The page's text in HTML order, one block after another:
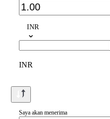
INR
INR
Saya akan menerima